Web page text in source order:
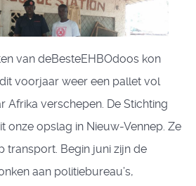
van deBesteEHBOdoos kon
dit voorjaar weer een pallet vol
Afrika verschepen. De Stichting
onze opslag in Nieuw-Vennep. Ze
transport. Begin juni zijn de
aan politiebureau’s,